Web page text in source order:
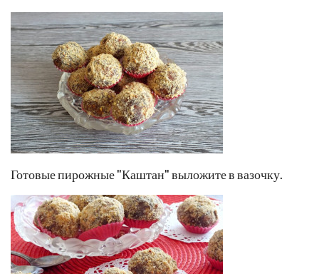
Готовые пирожные "Каштан" выложите в вазочку.